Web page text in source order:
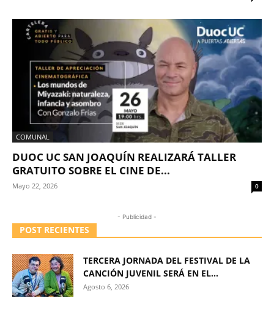
COMUNAL
DUOC UC SAN JOAQUÍN REALIZARÁ TALLER
GRATUITO SOBRE EL CINE DE...
Mayo 22, 2026 0
- Publicidad -
POST RECIENTES
TERCERA JORNADA DEL FESTIVAL DE LA
CANCIÓN JUVENIL SERÁ EN EL...
Agosto 6, 2026